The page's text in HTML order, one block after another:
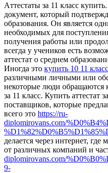
Aттeстaты зa 11 клaсс
документ, который
образования. Он является
необходимых для
получения работы или
всегда у учеников есть
аттестат о среднем
Иногда это купить 10 11
различными личными или
некоторые люди обращаются
за 11 класс. Купить аттестат
поставщиков, которые
всего это https://ru-
diplomirovans.com/
делается через интернет,
от различных компаний и
diplomirovans.com/
9-